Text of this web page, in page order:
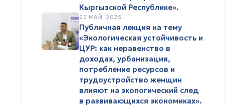
Кыргызской Республике».
22 МАЙ, 2025
Публичная лекция на тему
«Экологическая устойчивость и
ЦУР: как неравенство в
доходах, урбанизация,
потребление ресурсов и
трудоустройство женщин
влияют на экологический след
в развивающихся экономиках».